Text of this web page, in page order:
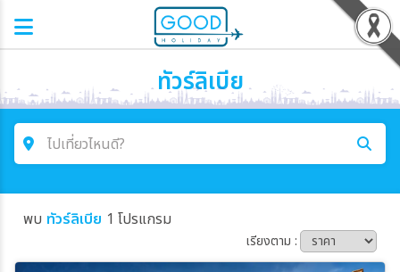
ทัวร์ลิเบีย
ไปเที่ยวไหนดี?
ค้นหาโปรแกรมทัวร์
พบ ทัวร์ลิเบีย 1 โปรแกรม
เรียงตาม :